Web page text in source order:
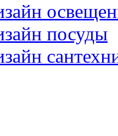
посуды